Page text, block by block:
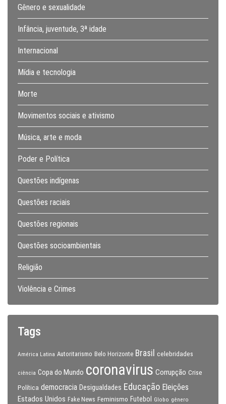
Gênero e sexualidade
Infância, juventude, 3ª idade
Internacional
Mídia e tecnologia
Morte
Movimentos sociais e ativismo
Música, arte e moda
Poder e Política
Questões indígenas
Questões raciais
Questões regionais
Questões socioambientais
Religião
Violência e Crimes
Tags
América Latina Autoritarismo Belo Horizonte Brasil celebridades
ciência Copa do Mundo coronavirus Corrupção Crise
Política democracia Desigualdades Educação Eleições
Estados Unidos Fake News Feminismo Futebol Globo gênero